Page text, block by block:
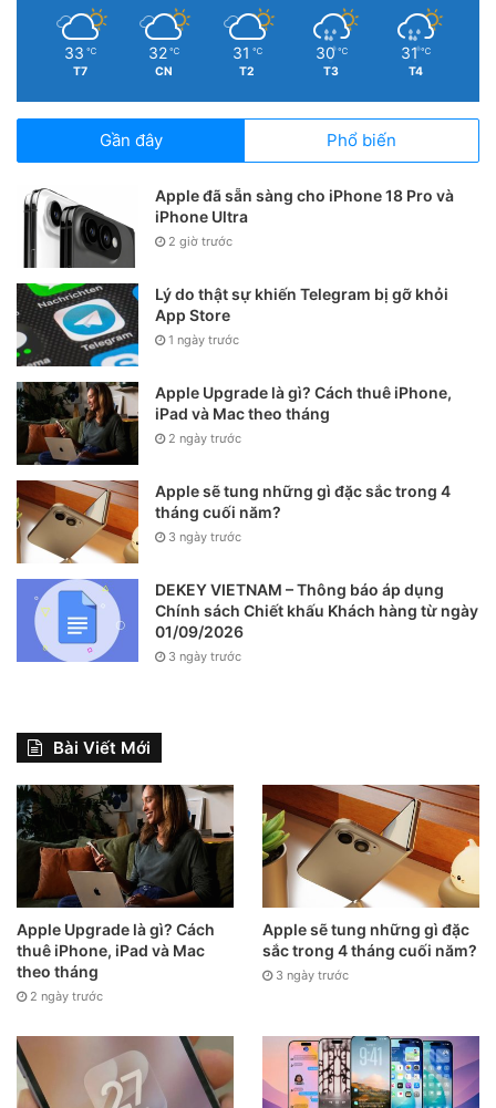
Đối với dòng iPhone có Touch ID : Nhấn nút
hình thu nhỏ tạm thời xuất hiện ở góc dưới bên trái của màn
hình. ChọnToàn trang
33 ℃
T7
32 ℃
CN
31 ℃
T2
30 ℃
T3
31 ℃
T4
Gần đây Phổ biến
Apple đã sẵn sàng cho iPhone 18 Pro và
iPhone Ultra
2 giờ trước
Lý do thật sự khiến Telegram bị gỡ khỏi
App Store
1 ngày trước
Apple Upgrade là gì? Cách thuê iPhone,
iPad và Mac theo tháng
2 ngày trước
Apple sẽ tung những gì đặc sắc trong 4
tháng cuối năm?
3 ngày trước
DEKEY VIETNAM – Thông báo áp dụng
Chính sách Chiết khấu Khách hàng từ ngày
01/09/2026
3 ngày trước
Bài Viết Mới
Apple Upgrade là gì? Cách
thuê iPhone, iPad và Mac
theo tháng
2 ngày trước
Apple sẽ tung những gì đặc
sắc trong 4 tháng cuối năm?
3 ngày trước